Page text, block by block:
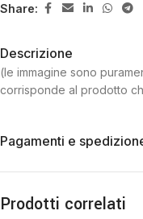
Share:
Descrizione
(le immagine sono
corrisponde al prodotto
Pagamenti e
Prodotti correlati